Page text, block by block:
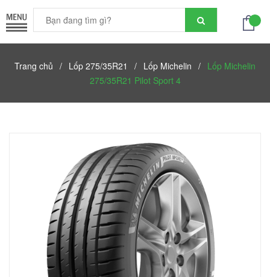
Trang chủ / Lốp 275/35R21 / Lốp Michelin / Lốp Michelin
275/35R21 Pilot Sport 4